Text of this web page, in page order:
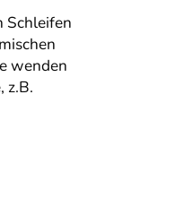
Schleifen
wenden
z.B.